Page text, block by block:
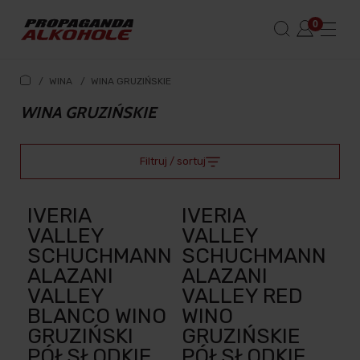
/ WINA / WINA GRUZIŃSKIE
WINA GRUZIŃSKIE
Filtruj / sortuj
IVERIA
VALLEY
SCHUCHMANN
ALAZANI
VALLEY
BLANCO WINO
GRUZIŃSKI
IVERIA
VALLEY
SCHUCHMANN
ALAZANI
VALLEY RED
WINO
GRUZIŃSKIE